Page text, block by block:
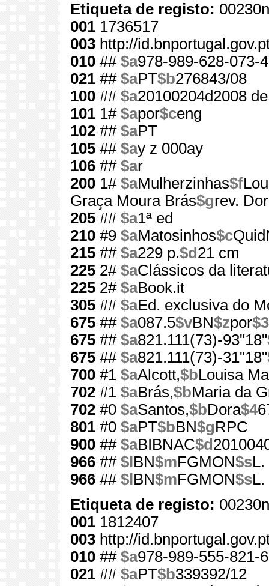
Etiqueta de registo:
001 1736517
003 http://
010 ## $a978-989-628-073-4
021 ## $aPT$b276843/08
100 ## $a20100204d2008
101 1# $apor$ceng
102 ## $aPT
105 ## $ay z 000ay
106 ## $ar
200 1# $aMulherzinhas$f
Graça Moura Brás$grev.
205 ## $a1ª ed
210 #9 $aMatosinhos$c
215 ## $a229 p.$d 21 cm
225 2# $aClássicos da
225 2# $aBook.it
305 ## $aEd. exclusiva do
675 ## $a087.5$vBN$zpor$3
675 ## $a821.111(73)-93"18"
675 ## $a821.111(73)-31"18"
700 #1 $aAlcott,$bLouisa
702 #1 $aBrás,$bMaria da
702 #0 $aSantos,$bDora$4
801 #0 $aPT$bBN$gRPC
900 ## $aBIBNAC$d
966 ## $l BN$mFGMON$sL.
966 ## $l BN$mFGMON$sL.
Etiqueta de registo:
001 1812407
003 http://
010 ## $a978-989-555-821-6
021 ## $aPT$b339392/12